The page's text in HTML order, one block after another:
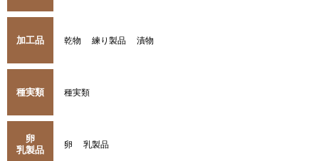
加工品 乾物 練り製品 漬物
種実類 種実類
卵
乳製品
卵 乳製品